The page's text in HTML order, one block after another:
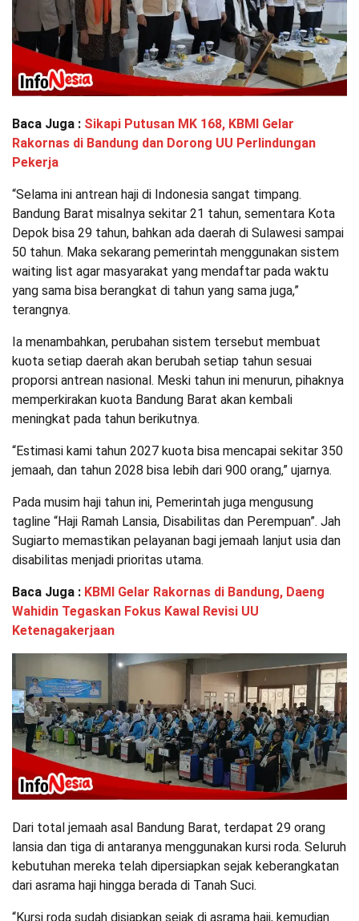
Baca Juga : Sikapi Putusan MK 168, KBMI Gelar
Rakornas di Bandung dan Dorong UU Perlindungan
Pekerja
“Selama ini antrean haji di Indonesia sangat timpang.
Bandung Barat misalnya sekitar 21 tahun, sementara Kota
Depok bisa 29 tahun, bahkan ada daerah di Sulawesi sampai
50 tahun. Maka sekarang pemerintah menggunakan sistem
waiting list agar masyarakat yang mendaftar pada waktu
yang sama bisa berangkat di tahun yang sama juga,”
terangnya.
Ia menambahkan, perubahan sistem tersebut membuat
kuota setiap daerah akan berubah setiap tahun sesuai
proporsi antrean nasional. Meski tahun ini menurun, pihaknya
memperkirakan kuota Bandung Barat akan kembali
meningkat pada tahun berikutnya.
“Estimasi kami tahun 2027 kuota bisa mencapai sekitar 350
jemaah, dan tahun 2028 bisa lebih dari 900 orang,” ujarnya.
Pada musim haji tahun ini, Pemerintah juga mengusung
tagline “Haji Ramah Lansia, Disabilitas dan Perempuan”. Jah
Sugiarto memastikan pelayanan bagi jemaah lanjut usia dan
disabilitas menjadi prioritas utama.
Baca Juga : KBMI Gelar Rakornas di Bandung, Daeng
Wahidin Tegaskan Fokus Kawal Revisi UU
Ketenagakerjaan
Dari total jemaah asal Bandung Barat, terdapat 29 orang
lansia dan tiga di antaranya menggunakan kursi roda. Seluruh
kebutuhan mereka telah dipersiapkan sejak keberangkatan
dari asrama haji hingga berada di Tanah Suci.
“Kursi roda sudah disiapkan sejak di asrama haji, kemudian